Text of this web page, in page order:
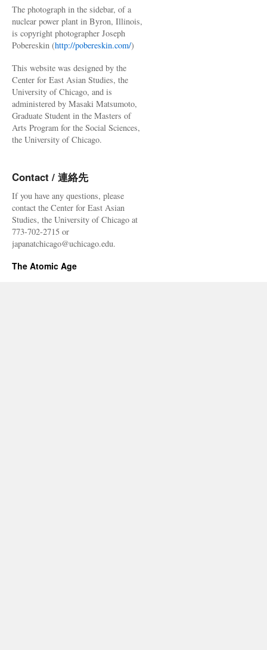
The photograph in the sidebar, of a
nuclear power plant in Byron, Illinois,
is copyright photographer Joseph
Pobereskin (http://pobereskin.com/)
This website was designed by the
Center for East Asian Studies, the
University of Chicago, and is
administered by Masaki Matsumoto,
Graduate Student in the Masters of
Arts Program for the Social Sciences,
the University of Chicago.
Contact / 連絡先
If you have any questions, please
contact the Center for East Asian
Studies, the University of Chicago at
773-702-2715 or
japanatchicago@uchicago.edu.
The Atomic Age